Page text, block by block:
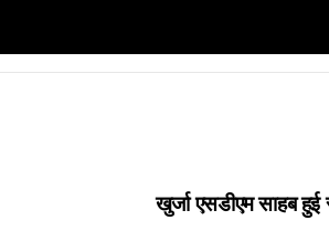
खुर्जा एसडीएम साहब हुई